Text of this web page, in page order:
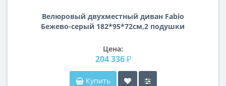
Велюровый двухместный диван Fabio
Бежево-серый 182*95*72см,2 подушки
Цена:
204 336 ₽
Купить